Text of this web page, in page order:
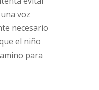
voz
necesario
el niño
para